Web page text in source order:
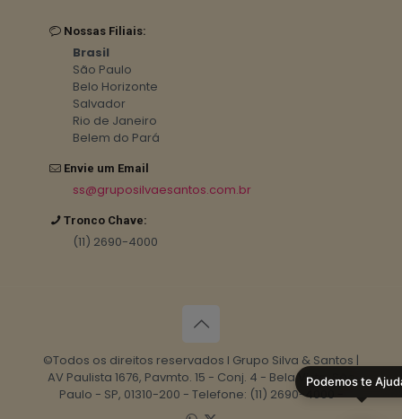
Nossas Filiais:
Brasil
São Paulo
Belo Horizonte
Salvador
Rio de Janeiro
Belem do Pará
Envie um Email
ss@gruposilvaesantos.com.br
Tronco Chave:
(11) 2690-4000
©Todos os direitos reservados I Grupo Silva & Santos |
AV Paulista 1676, Pavmto. 15 - Conj. 4 - Bela Vista, São
Paulo - SP, 01310-200 - Telefone: (11) 2690-4000 -
Podemos te